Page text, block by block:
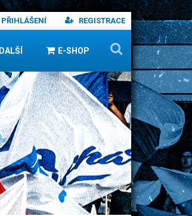
PŘIHLÁŠENÍ REGISTRACE
DALŠÍ E-SHOP